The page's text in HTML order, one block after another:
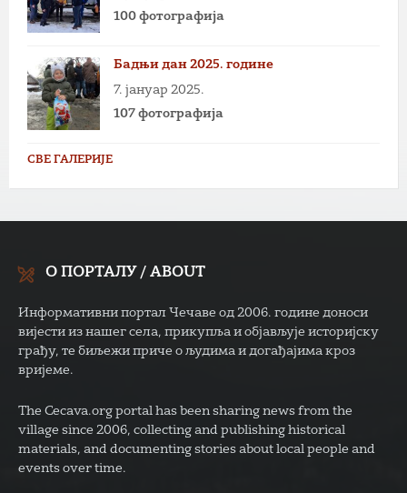
100 фотографија
Бадњи дан 2025. године
7. јануар 2025.
107 фотографија
СВЕ ГАЛЕРИЈЕ
О ПОРТАЛУ / ABOUT
Информативни портал Чечаве од 2006. године доноси
вијести из нашег села, прикупља и објављује историјску
грађу, те биљежи приче о људима и догађајима кроз
вријеме.
The Cecava.org portal has been sharing news from the
village since 2006, collecting and publishing historical
materials, and documenting stories about local people and
events over time.